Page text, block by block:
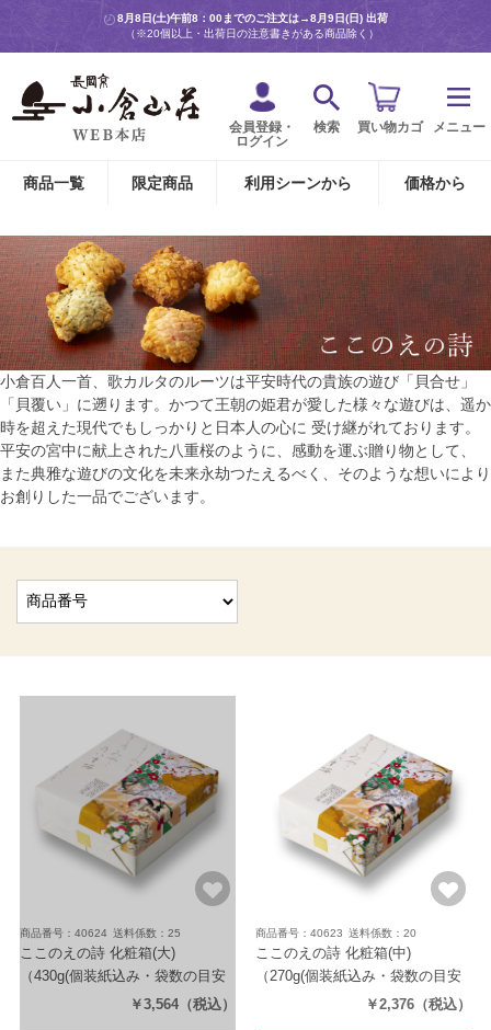
8月8日(土)午前8：00までのご注文は→8月9日(日) 出荷
（※20個以上・出荷日の注意書きがある商品除く）
会員登録・
ログイン
検索 買い物カゴ メニュー
商品一覧 限定商品 利用シーンから 価格から
小倉百人一首、歌カルタのルーツは平安時代の貴族の遊び「貝合せ」
「貝覆い」に遡ります。かつて王朝の姫君が愛した様々な遊びは、遥か
時を超えた現代でもしっかりと日本人の心に 受け継がれております。
平安の宮中に献上された八重桜のように、感動を運ぶ贈り物として、
また典雅な遊びの文化を未来永劫つたえるべく、そのような想いにより
お創りした一品でございます。
商品番号：40624 送料係数：25
ここのえの詩 化粧箱(大)
（430g(個装紙込み・袋数の目安
￥3,564 （税込）
商品番号：40623 送料係数：20
ここのえの詩 化粧箱(中)
（270g(個装紙込み・袋数の目安
￥2,376 （税込）